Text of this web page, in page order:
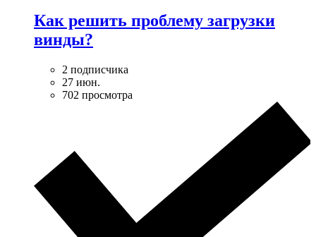
Как решить проблему загрузки
винды?
2 подписчика
27 июн.
702 просмотра